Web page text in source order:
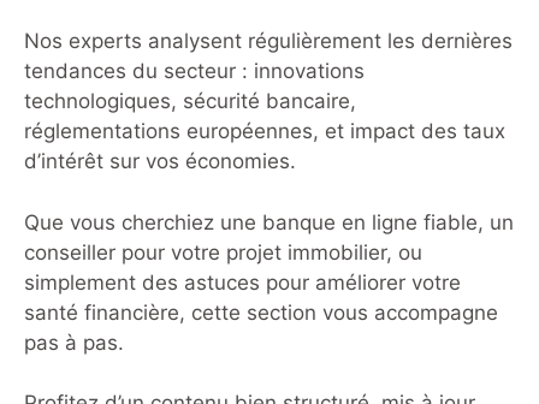
Nos experts analysent régulièrement les dernières
tendances du secteur : innovations
technologiques, sécurité bancaire,
réglementations européennes, et impact des taux
d’intérêt sur vos économies.
Que vous cherchiez une banque en ligne fiable, un
conseiller pour votre projet immobilier, ou
simplement des astuces pour améliorer votre
santé financière, cette section vous accompagne
pas à pas.